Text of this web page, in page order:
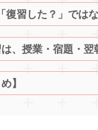
復習した？」では
は、授業・宿題・翌
】